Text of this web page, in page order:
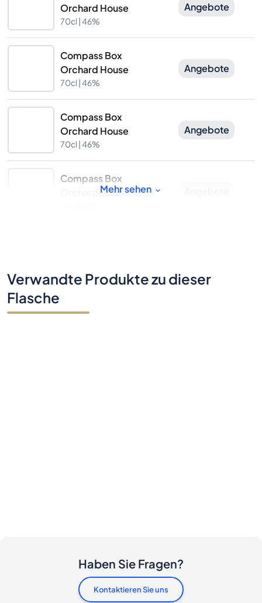
Orchard House
70cl |46%
Angebote
Compass Box
Orchard House
70cl |46%
Angebote
Compass Box
Orchard House
70cl |46%
Angebote
Compass Box
Orchard House
Mehr sehen
Verwandte Produkte zu dieser
Flasche
Haben Sie Fragen?
Kontaktieren Sie uns